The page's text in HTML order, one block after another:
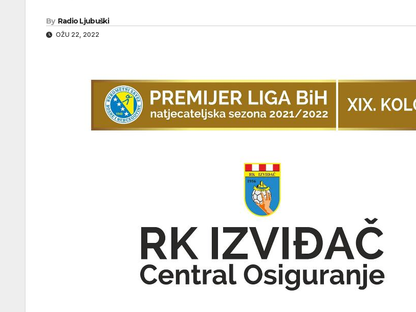
By Radio Ljubuški
OŽU 22, 2022